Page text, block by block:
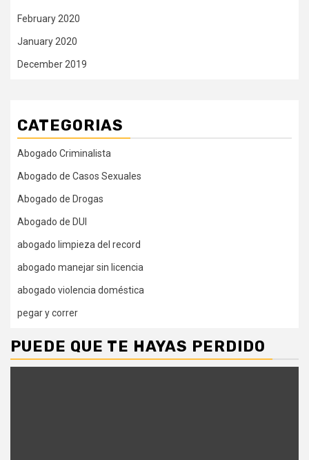
February 2020
January 2020
December 2019
CATEGORIAS
Abogado Criminalista
Abogado de Casos Sexuales
Abogado de Drogas
Abogado de DUI
abogado limpieza del record
abogado manejar sin licencia
abogado violencia doméstica
pegar y correr
PUEDE QUE TE HAYAS PERDIDO